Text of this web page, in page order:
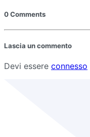
0 Comments
Lascia un commento
Devi essere connesso